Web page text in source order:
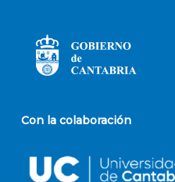
Con la colaboración